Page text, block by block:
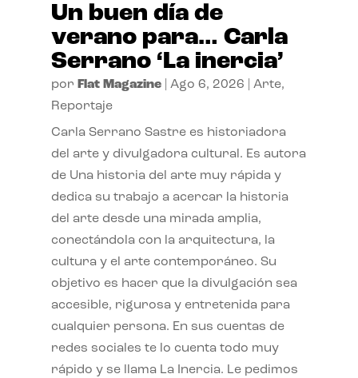
Un buen día de
verano para… Carla
Serrano ‘La inercia’
por Flat Magazine| Ago 6, 2026 Arte,
Reportaje
Carla Serrano Sastre es historiadora
del arte y divulgadora cultural. Es autora
de Una historia del arte muy rápida y
dedica su trabajo a acercar la historia
del arte desde una mirada amplia,
conectándola con la arquitectura, la
cultura y el arte contemporáneo. Su
objetivo es hacer que la divulgación sea
accesible, rigurosa y entretenida para
cualquier persona. En sus cuentas de
redes sociales te lo cuenta todo muy
rápido y se llama La Inercia. Le pedimos